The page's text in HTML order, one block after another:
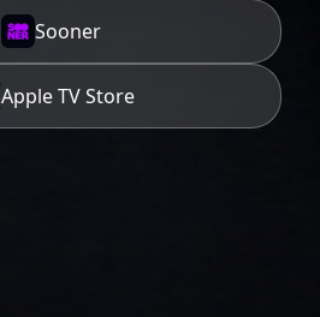
Sooner
Apple TV Store